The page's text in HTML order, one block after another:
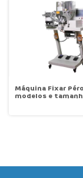
Máquina Fixar
modelos e